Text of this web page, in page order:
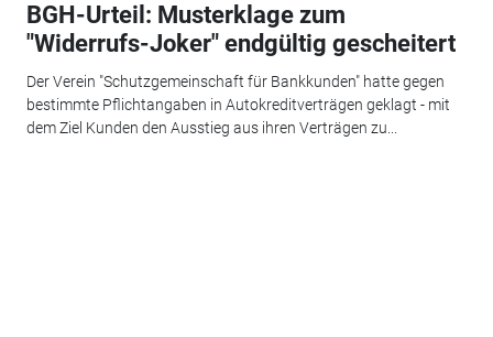
BGH-Urteil: Musterklage zum
"Widerrufs-Joker" endgültig gescheitert
Der Verein "Schutzgemeinschaft für Bankkunden" hatte gegen
bestimmte Pflichtangaben in Autokreditverträgen geklagt - mit
dem Ziel Kunden den Ausstieg aus ihren Verträgen zu...